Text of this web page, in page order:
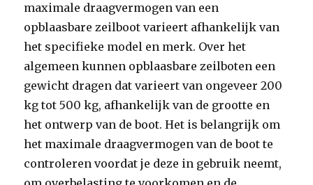
maximale draagvermogen van een
opblaasbare zeilboot varieert afhankelijk van
het specifieke model en merk. Over het
algemeen kunnen opblaasbare zeilboten een
gewicht dragen dat varieert van ongeveer 200
kg tot 500 kg, afhankelijk van de grootte en
het ontwerp van de boot. Het is belangrijk om
het maximale draagvermogen van de boot te
controleren voordat je deze in gebruik neemt,